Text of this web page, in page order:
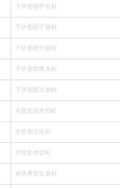
下伊那郡平谷村
下伊那郡下條村
下伊那郡天龍村
下伊那郡喬木村
下伊那郡大鹿村
木曽郡南木曽町
木曽郡王滝村
木曽郡木曽町
東筑摩郡生坂村